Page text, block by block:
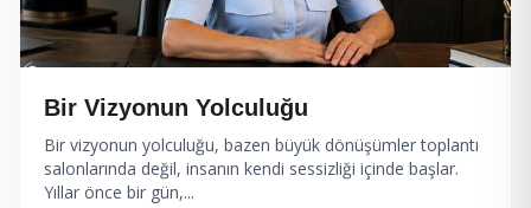
Bir Vizyonun Yolculuğu
Bir vizyonun yolculuğu, bazen büyük dönüşümler toplantı
salonlarında değil, insanın kendi sessizliği içinde başlar.
Yıllar önce bir gün,...